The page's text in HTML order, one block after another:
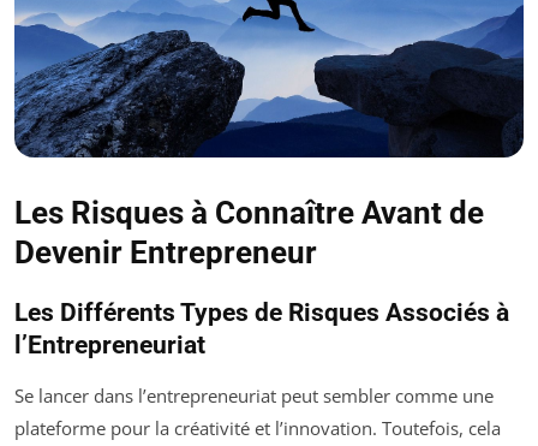
Les Risques à Connaître Avant de
Devenir Entrepreneur
Les Différents Types de Risques Associés à
l’Entrepreneuriat
Se lancer dans l’entrepreneuriat peut sembler comme une
plateforme pour la créativité et l’innovation. Toutefois, cela